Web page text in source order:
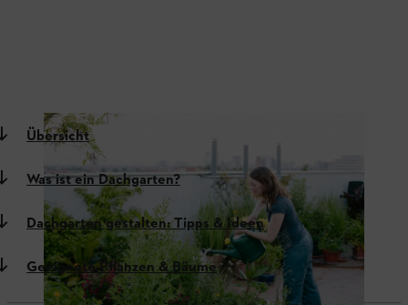
Übersicht
Was ist ein Dachgarten?
Dachgarten gestalten: Tipps & Ideen
Geeignete Pflanzen & Bäume